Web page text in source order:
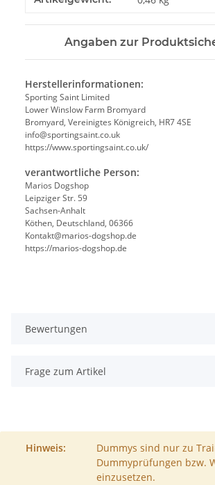
Angaben zur
Herstellerinformationen:
Sporting Saint Limited
Lower Winslow Farm Bromyard
Bromyard, Vereinigtes Königreich, HR7 4SE
info@sportingsaint.co.uk
https://www.sportingsaint.co.uk/
verantwortliche Person:
Marios Dogshop
Leipziger Str. 59
Sachsen-Anhalt
Köthen, Deutschland, 06366
Kontakt@marios-dogshop.de
https://marios-dogshop.de
Bewertungen
Frage zum Artikel
Hinweis:
Dummys sind nur zu
Dummyprüfungen bzw.
einzusetzen.